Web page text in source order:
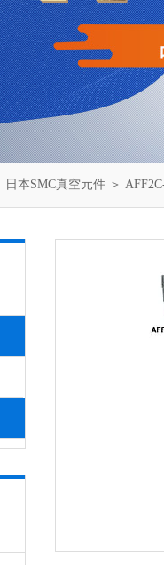
日本SMC真空元件 ＞